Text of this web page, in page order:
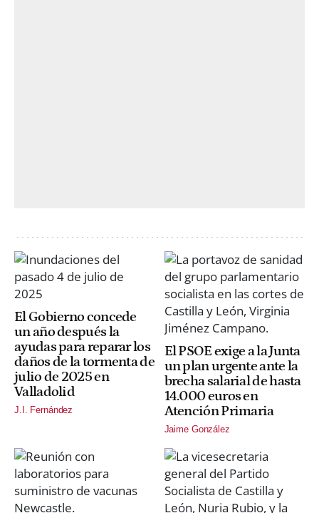
El Gobierno concede
un año después la
ayudas para reparar los
daños de la tormenta de
julio de 2025 en
Valladolid
J.I. Fernández
El PSOE exige a la Junta
un plan urgente ante la
brecha salarial de hasta
14.000 euros en
Atención Primaria
Jaime González